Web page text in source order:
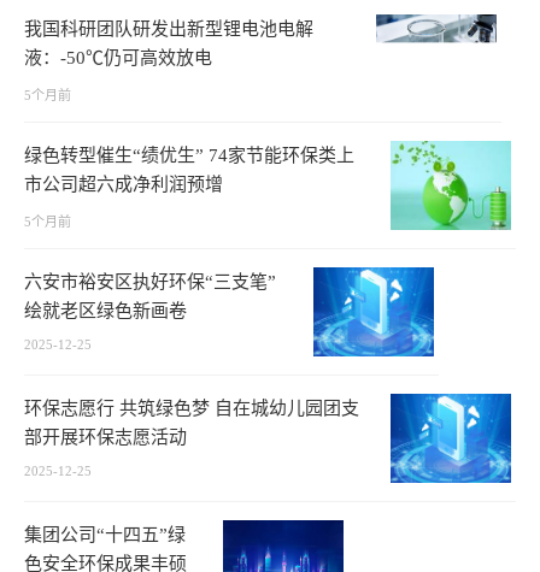
我国科研团队研发出新型锂电池电解
液：-50℃仍可高效放电
5个月前
绿色转型催生“绩优生” 74家节能环保类上
市公司超六成净利润预增
5个月前
六安市裕安区执好环保“三支笔”
绘就老区绿色新画卷
2025-12-25
环保志愿行 共筑绿色梦 自在城幼儿园团支
部开展环保志愿活动
2025-12-25
集团公司“十四五”绿
色安全环保成果丰硕